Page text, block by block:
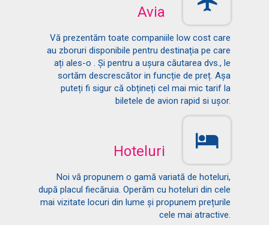
Avia
Vă prezentăm toate companiile low cost care
au zboruri disponibile pentru destinația pe care
ați ales-o . Și pentru a ușura căutarea dvs., le
sortăm descrescător in funcție de preț. Așa
puteți fi sigur că obțineți cel mai mic tarif la
biletele de avion rapid si ușor.
Hoteluri
Noi vă propunem o gamă variată de hoteluri,
după placul fiecăruia. Operăm cu hoteluri din cele
mai vizitate locuri din lume și propunem prețurile
cele mai atractive.